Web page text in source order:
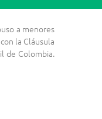
a menores
la Cláusula
de Colombia.